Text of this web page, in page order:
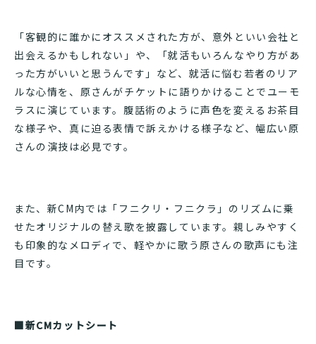
「客観的に誰かにオススメされた方が、意外といい会社と
出会えるかもしれない」や、「就活もいろんなやり方があ
った方がいいと思うんです」など、就活に悩む若者のリア
ルな心情を、原さんがチケットに語りかけることでユーモ
ラスに演じています。腹話術のように声色を変えるお茶目
な様子や、真に迫る表情で訴えかける様子など、幅広い原
さんの演技は必見です。
また、新CM内では「フニクリ・フニクラ」のリズムに乗
せたオリジナルの替え歌を披露しています。親しみやすく
も印象的なメロディで、軽やかに歌う原さんの歌声にも注
目です。
■新CMカットシート